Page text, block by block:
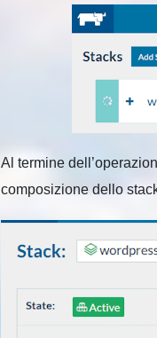
Al termine
composizione dello